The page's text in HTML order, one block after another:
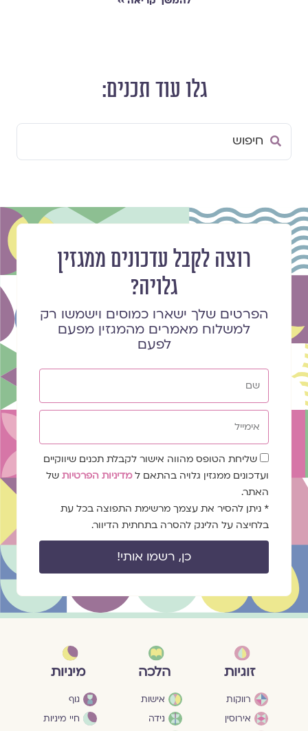
גלו עוד תכנים:
Search
רוצה לקבל עדכונים ממגזין
גלויה?
הפרטים שלך ישארו כמוסים וישמשו רק
למשלוח מאמרים מהמגזין מפעם
לפעם
שדה
הסכמה
שליחת הטופס מהווה אישור לקבלת תכנים שיווקיים
ועדכונים ממגזין גלויה בהתאם למדיניות הפרטיות של
האתר.
* ניתן להסיר את עצמך מרשימת התפוצה בכל עת
בלחיצה על הלינק להסרה בתחתית הדיוור.
כן, רשמו אותי!
זוגיות
רווקות
אירוסין
הלכה
אישות
נידה
מיניות
גוף
חיי מיניות